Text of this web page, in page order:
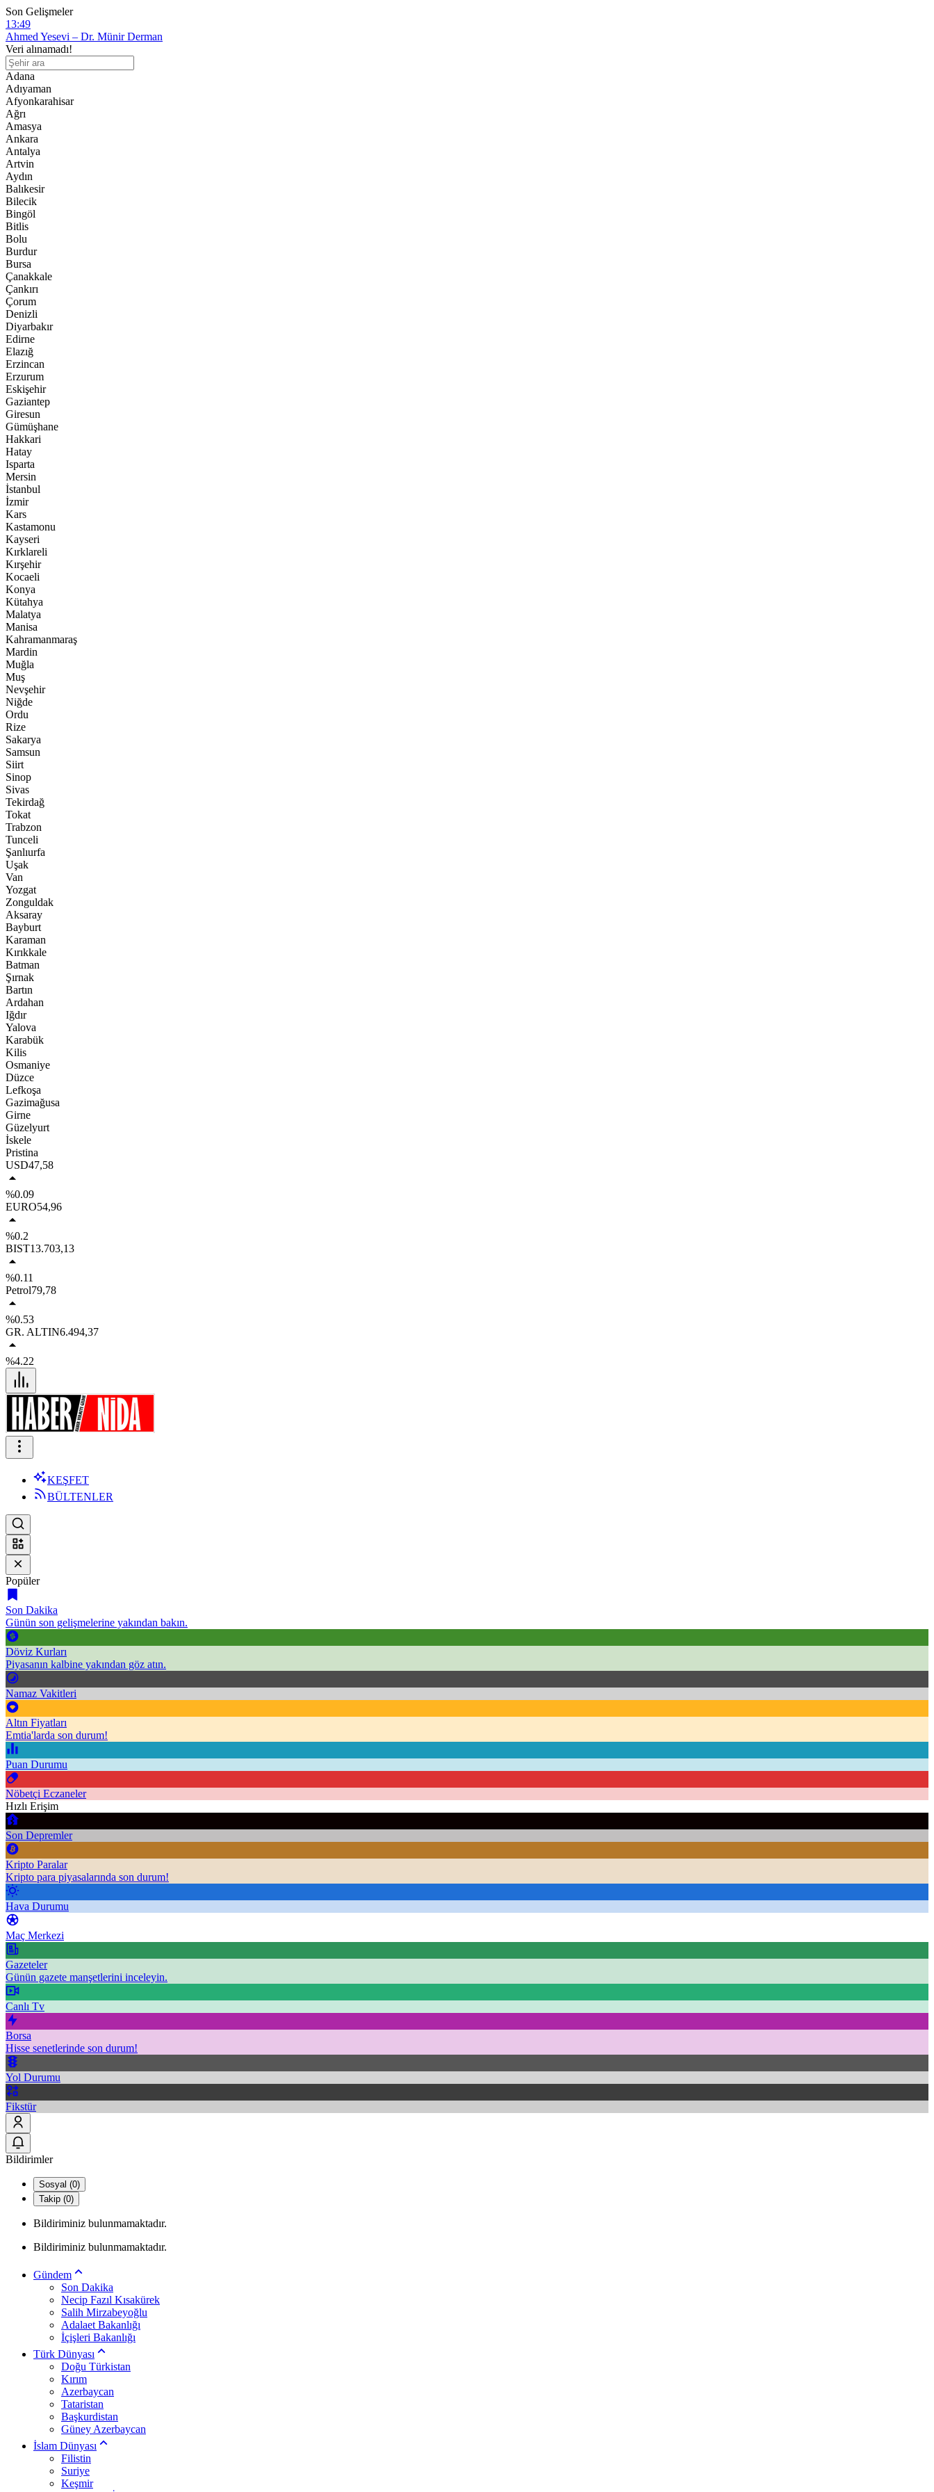
Son Gelişmeler
13:49
Ahmed Yesevi – Dr. Münir Derman
12:28
Diyanet Akademisi Başkanı Enver Osman Kaan’dan açıklama: “Uygur kardeşlerim hakkını helal etsin”
11:46
Mezhepleri ve hadisleri inkar etmenin sonu mürtetliktir!
10:07
İşgalci Çin’in “etnik birlik” yasası 1 ay olmasına rağmen Uygurları şimdiden olumsuz etkiliyor
9:39
DUK haftalık brifingi: Çin’in Ulusötesi baskısı ve “Etnik Birlik Yasası”na karşı eylemler
Veri alınamadı!
Adana
Adıyaman
Afyonkarahisar
Ağrı
Amasya
Ankara
Antalya
Artvin
Aydın
Balıkesir
Bilecik
Bingöl
Bitlis
Bolu
Burdur
Bursa
Çanakkale
Çankırı
Çorum
Denizli
Diyarbakır
Edirne
Elazığ
Erzincan
Erzurum
Eskişehir
Gaziantep
Giresun
Gümüşhane
Hakkari
Hatay
Isparta
Mersin
İstanbul
İzmir
Kars
Kastamonu
Kayseri
Kırklareli
Kırşehir
Kocaeli
Konya
Kütahya
Malatya
Manisa
Kahramanmaraş
Mardin
Muğla
Muş
Nevşehir
Niğde
Ordu
Rize
Sakarya
Samsun
Siirt
Sinop
Sivas
Tekirdağ
Tokat
Trabzon
Tunceli
Şanlıurfa
Uşak
Van
Yozgat
Zonguldak
Aksaray
Bayburt
Karaman
Kırıkkale
Batman
Şırnak
Bartın
Ardahan
Iğdır
Yalova
Karabük
Kilis
Osmaniye
Düzce
Lefkoşa
Gazimağusa
Girne
Güzelyurt
İskele
Pristina
USD47,58
%0.09
EURO54,96
%0.2
BIST13.703,13
%0.11
Petrol79,78
%0.53
GR. ALTIN6.494,37
%4.22
KEŞFET
BÜLTENLER
Popüler
Son Dakika
Günün son gelişmelerine yakından bakın.
Döviz Kurları
Piyasanın kalbine yakından göz atın.
Namaz Vakitleri
Altın Fiyatları
Emtia'larda son durum!
Puan Durumu
Nöbetçi Eczaneler
Hızlı Erişim
Son Depremler
Kripto Paralar
Kripto para piyasalarında son durum!
Hava Durumu
Maç Merkezi
Gazeteler
Günün gazete manşetlerini inceleyin.
Canlı Tv
Borsa
Hisse senetlerinde son durum!
Yol Durumu
Fikstür
Bildirimler
Sosyal (0)
Takip (0)
Bildiriminiz bulunmamaktadır.
Bildiriminiz bulunmamaktadır.
Gündem
Son Dakika
Necip Fazıl Kısakürek
Salih Mirzabeyoğlu
Adalaet Bakanlığı
İçişleri Bakanlığı
Türk Dünyası
Doğu Türkistan
Kırım
Azerbaycan
Tataristan
Başkurdistan
Güney Azerbaycan
İslam Dünyası
Filistin
Suriye
Keşmir